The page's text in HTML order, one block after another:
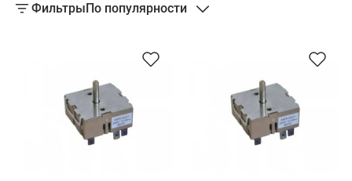
ФильтрыПо популярности